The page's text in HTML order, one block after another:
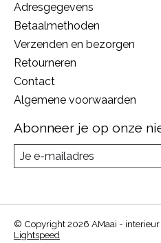
Adresgegevens
Betaalmethoden
Verzenden en bezorgen
Retourneren
Contact
Algemene voorwaarden
Abonneer je op onze
© Copyright 2026 AMaai -
Lightspeed